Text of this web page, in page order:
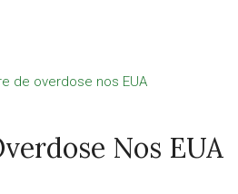
Nos EUA